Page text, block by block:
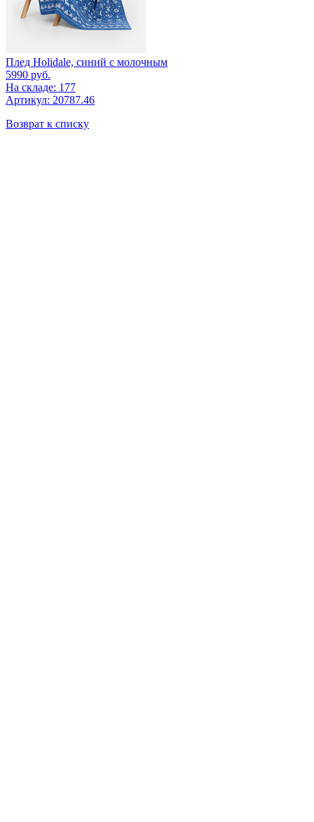
Плед Holidale, синий с молочным
5990 руб.
На складе: 177
Артикул: 20787.46
Возврат к списку